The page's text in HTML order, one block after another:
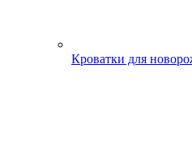
Кроватки для